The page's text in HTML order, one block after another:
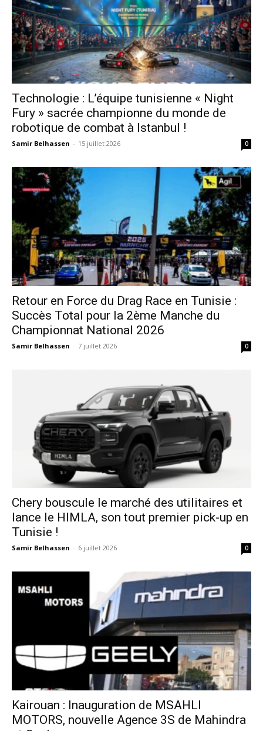
Technologie : L’équipe tunisienne « Night
Fury » sacrée championne du monde de
robotique de combat à Istanbul !
Samir Belhassen - 15 juillet 2026 0
Retour en Force du Drag Race en Tunisie :
Succès Total pour la 2ème Manche du
Championnat National 2026
Samir Belhassen - 7 juillet 2026 0
Chery bouscule le marché des utilitaires et
lance le HIMLA, son tout premier pick-up en
Tunisie !
Samir Belhassen - 6 juillet 2026 0
Kairouan : Inauguration de MSAHLI
MOTORS, nouvelle Agence 3S de Mahindra